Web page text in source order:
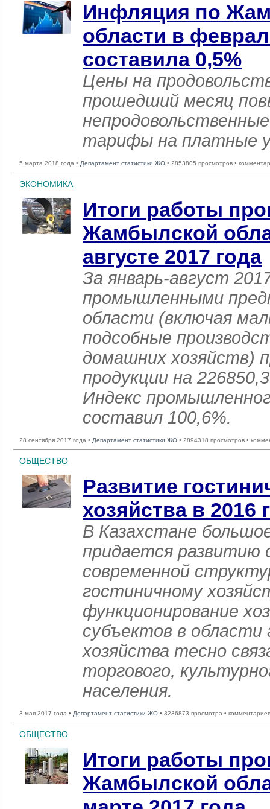
Инфляция по
области в
составила 0,5%
Цены на
прошедший месяц
тарифы на платные
5 марта 2018 года • Департамент статистики ЖО • 2853805 просмотров •
ЭКОНОМИКА
Итоги работы
Жамбылской
августе 2017 года
За январь-август
промышленными
области (включая
подсобные
домашних хозяйств)
продукции на
Индекс
составил 100,6%.
28 сентября 2017 года • Департамент статистики ЖО • 2894318 просмотров •
ОБЩЕСТВО
Развитие
хозяйства в 2016
В Казахстане
придается развитию
современной
гостиничному
функционирование
субъектов в области
хозяйства тесно
торгового,
населения.
3 мая 2017 года • Департамент статистики ЖО • 3236873 просмотра •
ОБЩЕСТВО
Итоги работы
Жамбылской